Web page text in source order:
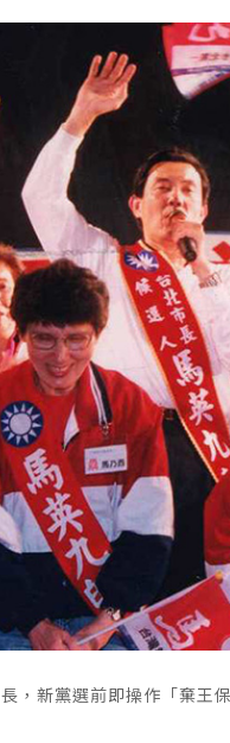
，新黨選前即操作「棄王